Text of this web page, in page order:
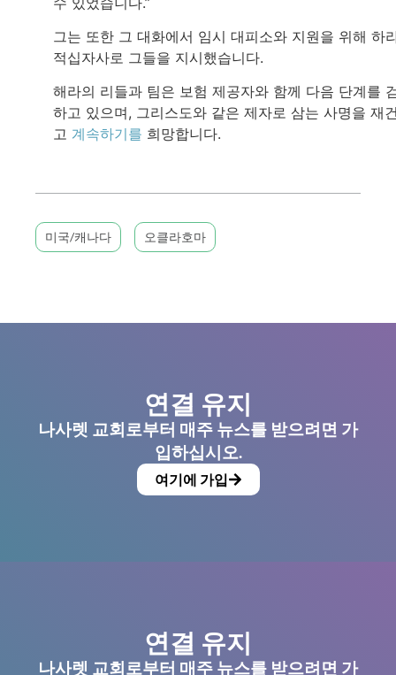
그는 또한 그 대화에서 임시 대피소와 지원을 위해 하
적십자사로 그들을 지시했습니다.
해라의 리들과 팀은 보험 제공자와 함께 다음 단계를
하고 있으며, 그리스도와 같은 제자로 삼는 사명을 재
고 계속하기를 희망합니다.
미국/캐나다 오클라호마
연결 유지
나사렛 교회로부터 매주 뉴스를 받으려면 가
입하십시오.
여기에 가입
연결 유지
나사렛 교회로부터 매주 뉴스를 받으려면 가